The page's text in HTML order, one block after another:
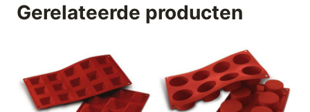
Gerelateerde producten